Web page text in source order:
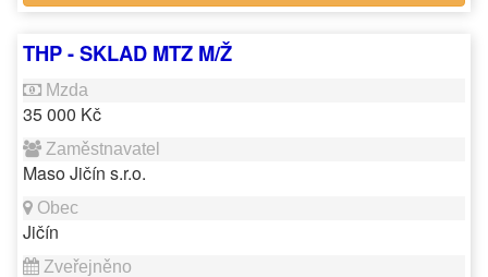
THP - SKLAD MTZ M/Ž
35 000 Kč
Maso Jičín s.r.o.
Jičín